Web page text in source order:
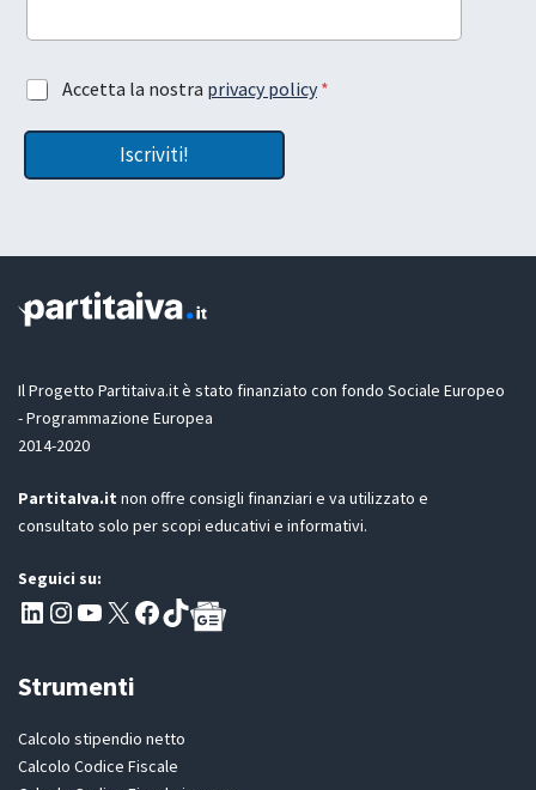
c
e
t
e
D
P
G
P
R
A
c
t
n
D
R
*
Accetta la nostra privacy policy *
Iscriviti!
Il Progetto Partitaiva.it è stato finanziato con fondo Sociale Europeo
- Programmazione Europea
2014-2020
PartitaIva.it non offre consigli finanziari e va utilizzato e
consultato solo per scopi educativi e informativi.
Seguici su:
Pagina LinkedIn PartitaIva
Instagram
Canale YouTube Evoluzione - Partitaiva.it
X Segui PartitaIva su Facebook
TikTok
Strumenti
Calcolo stipendio netto
Calcolo Codice Fiscale